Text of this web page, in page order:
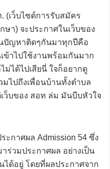
(เว็บไซต์การรับสมัคร
า) จะประกาศในเว็บของ
นปัญหาติดๆกันมาทุกปีคือ
ข้าไปใช้งานพร้อมกันมาก
ม่ได้ไปเสียนี่ ใจก็อยากดู
ไปถึงเพื่อนบ้านทั้งตำบล
ว็บของ สอท ล่ม มันบีบหัวใจ
กาศผล Admission 54 ซึ่ง
ร่วมประกาศผล อย่างเป็น
ได้อยู่ โดยที่ผลประกาศจาก